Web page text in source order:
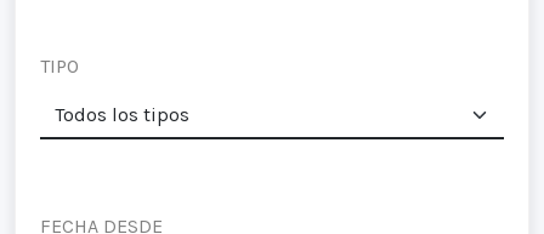
TIPO
FECHA DESDE